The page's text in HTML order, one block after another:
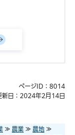
ページID：8014
新日：2024年2月14日
≫ 農業 ≫ 農地 ≫